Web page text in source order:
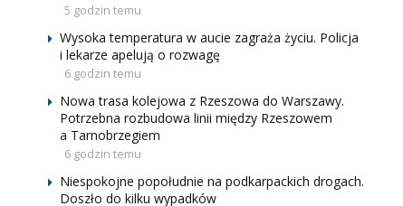
5 godzin temu
Wysoka temperatura w aucie zagraża życiu. Policja
i lekarze apelują o rozwagę
6 godzin temu
Nowa trasa kolejowa z Rzeszowa do Warszawy.
Potrzebna rozbudowa linii między Rzeszowem
a Tarnobrzegiem
6 godzin temu
Niespokojne popołudnie na podkarpackich drogach.
Doszło do kilku wypadków